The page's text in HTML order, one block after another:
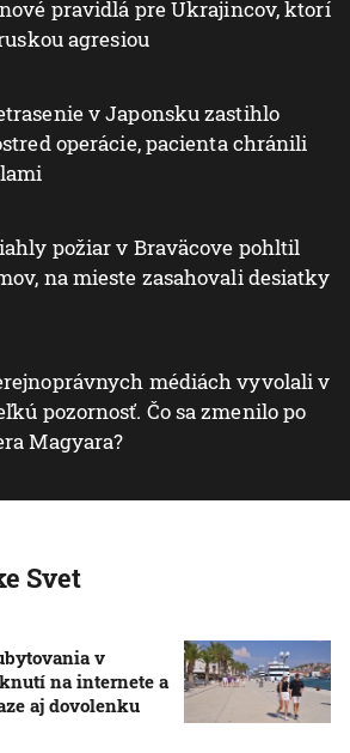
pravidlá pre Ukrajincov, ktorí
agresiou
v Japonsku zastihlo
operácie, pacienta chránili
požiar v Braväcove pohltil
na mieste zasahovali desiatky
médiách vyvolali v
pozornosť. Čo sa zmenilo po
Magyara?
Svet
v
na internete a
aj dovolenku